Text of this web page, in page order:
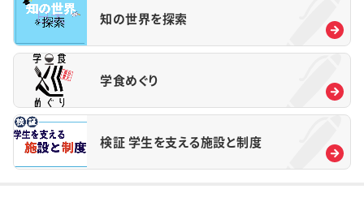
知の世界を探索
学食めぐり
検証 学生を支える施設と制度